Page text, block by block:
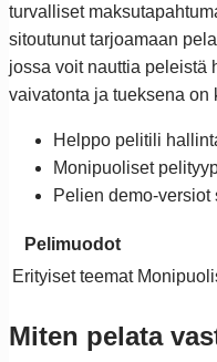
turvalliset
sitoutunut tarjoamaan
jossa voit nauttia peleistä
vaivatonta ja tueksena on
Helppo pelitili
Monipuoliset
Pelien demo-
Pelimuodot
Erityiset teemat
Miten pelata